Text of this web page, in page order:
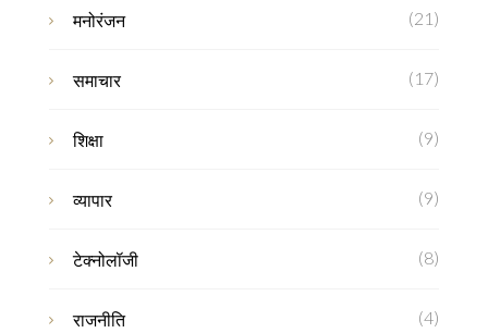
मनोरंजन (21)
समाचार (17)
शिक्षा (9)
व्यापार (9)
टेक्नोलॉजी (8)
राजनीति (4)